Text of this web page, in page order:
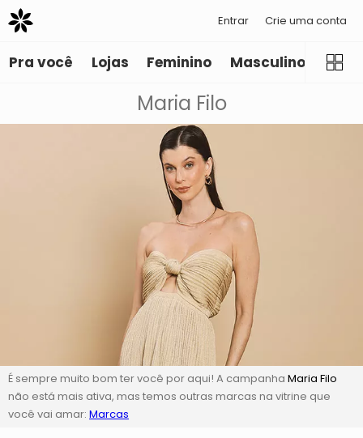
Entrar Crie uma conta
Pra você Lojas Feminino Masculino
Maria Filo
É sempre muito bom ter você por aqui! A campanha Maria Filo
não está mais ativa, mas temos outras marcas na vitrine que
você vai amar: Marcas